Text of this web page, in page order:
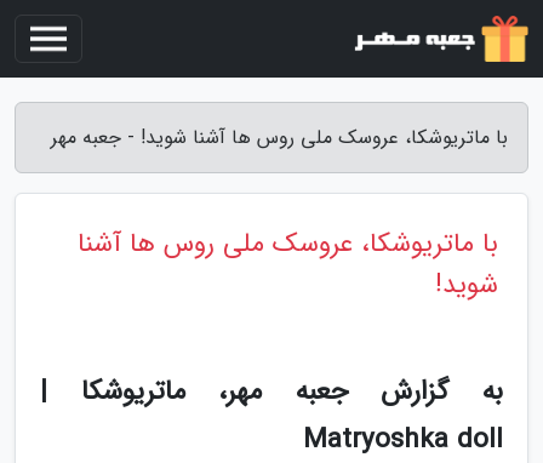
با ماتریوشکا، عروسک ملی روس ها آشنا شوید! - جعبه مهر
با ماتریوشکا، عروسک ملی روس ها آشنا
شوید!
به گزارش جعبه مهر، ماتریوشکا |
Matryoshka doll